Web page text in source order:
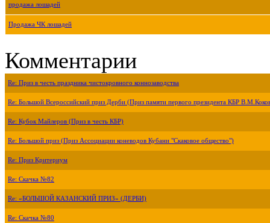
продажа лошадей
Продажа ЧК лошадей
Комментарии
Re: Приз в честь праздника чистокровного коннозаводства
Re: Большой Всероссийский приз Дерби (Приз памяти первого президента КБР
Re: Кубок Майлеров (Приз в честь КБР)
Re: Большой приз (Приз Ассоциации коневодов Кубани "Скаковое общество")
Re: Приз Критериум
Re: Скачка №82
Re: «БОЛЬШОЙ КАЗАНСКИЙ ПРИЗ» (ДЕРБИ)
Re: Скачка №80